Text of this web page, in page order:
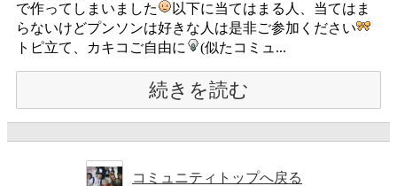
で作ってしまいました
以下に当てはまる人、当てはま
らないけどプンソンは好きな人は是非ご参加ください
トピ立て、カキコご自由に
(似たコミュ...
続きを読む
コミュニティトップへ戻る